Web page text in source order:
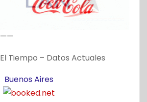
——
El Tiempo – Datos Actuales
Buenos Aires